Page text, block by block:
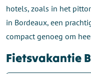
hotels, zoals in het
in Bordeaux, een
compact genoeg om
Fietsvakantie